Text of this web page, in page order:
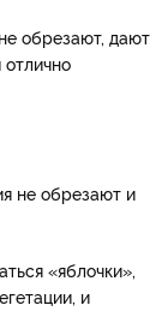
обрезают, дают
не обрезают и
«яблочки»,
и